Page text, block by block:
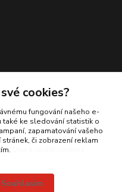
cookies?
fungování našeho e-
také ke sledování statistik o
zapamatování vašeho
či zobrazení reklam
Souhlasím